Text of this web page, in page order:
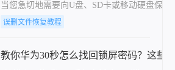
当您急切地需要向U盘、SD卡或移动硬盘保
误删文件恢复教程
教你华为30秒怎么找回锁屏密码？这些